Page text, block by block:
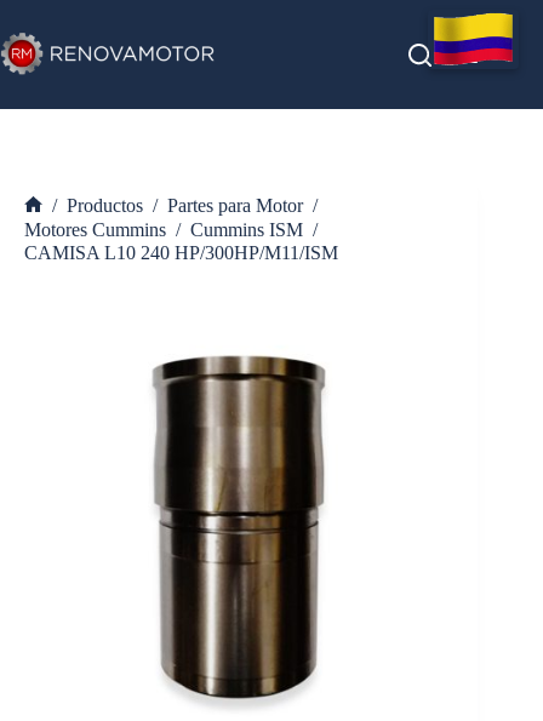
al
contenido
Inicio
/ Productos / Partes para Motor /
Motores Cummins / Cummins ISM /
CAMISA L10 240 HP/300HP/M11/ISM